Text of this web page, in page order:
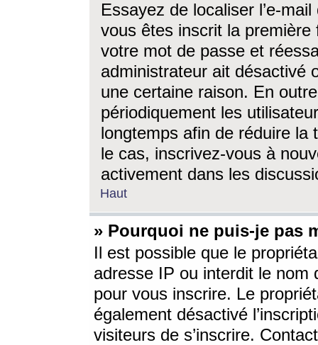
Essayez de localiser l’e-
vous êtes inscrit la première
votre mot de passe et
administrateur ait désactivé
une certaine raison. En
périodiquement les
longtemps afin de réduire la
le cas, inscrivez-vous à
activement dans les
Haut
» Pourquoi ne puis-je pas
Il est possible que le
adresse IP ou interdit le nom
pour vous inscrire. Le
également désactivé
visiteurs de s’inscrire.